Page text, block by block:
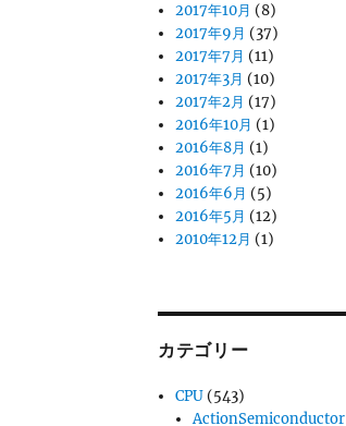
2017年10月 (8)
2017年9月 (37)
2017年7月 (11)
2017年3月 (10)
2017年2月 (17)
2016年10月 (1)
2016年8月 (1)
2016年7月 (10)
2016年6月 (5)
2016年5月 (12)
2010年12月 (1)
カテゴリー
CPU (543)
ActionSemiconductor